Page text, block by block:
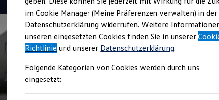
Sportwagen
Schnell verfügbare Fahrzeuge
Angebote und Produkte
Aktuelle Angebote
E-Auto-Förderung
Volkswagen Marktplatz
Junge Gebrauchtwagen und Gebrauchtwagen
Volkswagen Zertifizierte Gebrauchtwagen
Zubehör- und Serviceangebote
im Cookie Manager (Meine Präferenzen verwalten) in der
Datenschutzerklärung widerrufen. Weitere
unseren eingesetzten Cookies finden Sie in unserer
Richtlinie und unserer Datenschutzerklärung.
Folgende Kategorien von Cookies werden durch uns
eingesetzt: